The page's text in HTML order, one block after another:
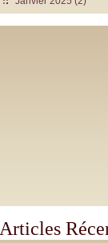
Articles